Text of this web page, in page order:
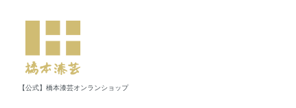
【公式】橋本漆芸オンランショップ